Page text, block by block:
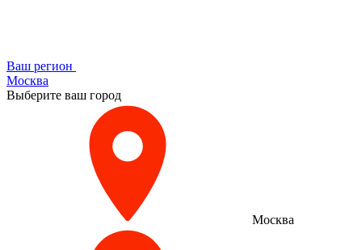
Ваш регион
Москва
Выберите ваш город
Москва